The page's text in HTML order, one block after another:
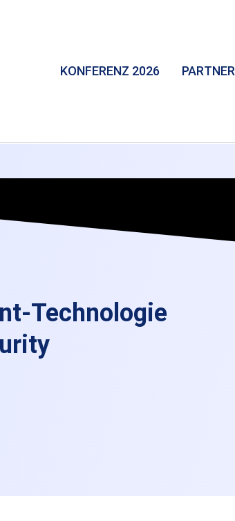
KONFERENZ 2026 PARTNER
Technologie